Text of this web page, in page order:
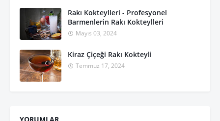
Rakı Kokteylleri - Profesyonel
Barmenlerin Rakı Kokteylleri
Mayıs 03, 2024
Kiraz Çiçeği Rakı Kokteyli
Temmuz 17, 2024